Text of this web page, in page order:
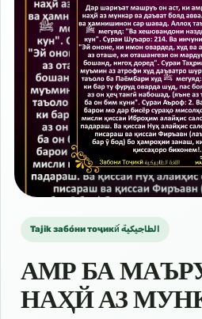
Tajik забо́ни тоҷикӣ́ الطاجيكية
АМР БА
НАҲЙ АЗ